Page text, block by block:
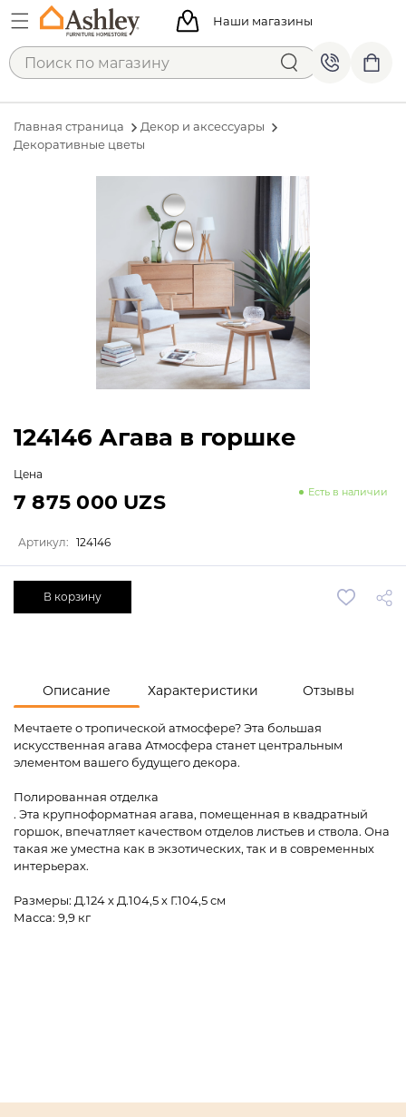
Наши магазины
Главная страница
Декор и аксессуары
Декоративные цветы
Описание Характеристики Отзывы
Мечтаете о тропической атмосфере? Эта большая
искусственная агава Атмосфера станет центральным
элементом вашего будущего декора.
Полированная отделка
. Эта крупноформатная агава, помещенная в квадратный
горшок, впечатляет качеством отделов листьев и ствола. Она
такая же уместна как в экзотических, так и в современных
интерьерах.
Размеры: Д.124 х Д.104,5 х Г.104,5 см
Масса: 9,9 кг
124146 Агава в горшке
Цена
Есть в наличии
7 875 000 UZS
Артикул: 124146
В корзину